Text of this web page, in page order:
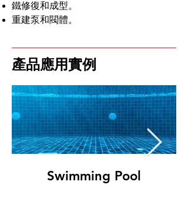
鐵修復和成型。
重建泵和閥體。
產品應用實例
Swimming Pool